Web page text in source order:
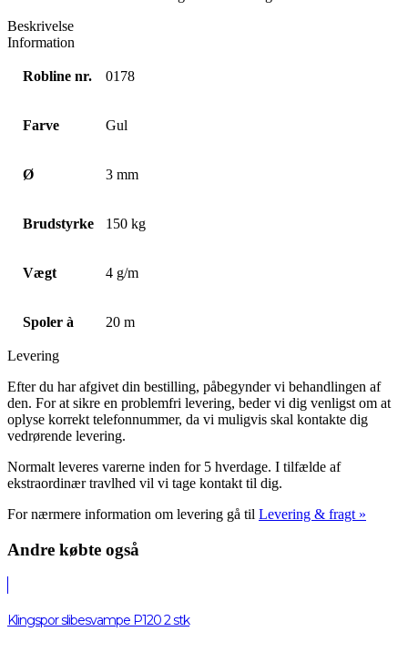
Beskrivelse
Information
Robline nr. 0178
Farve Gul
Ø 3 mm
Brudstyrke 150 kg
Vægt 4 g/m
Spoler à 20 m
Levering
Efter du har afgivet din bestilling, påbegynder vi behandlingen af
den. For at sikre en problemfri levering, beder vi dig venligst om at
oplyse korrekt telefonnummer, da vi muligvis skal kontakte dig
vedrørende levering.
Normalt leveres varerne inden for 5 hverdage. I tilfælde af
ekstraordinær travlhed vil vi tage kontakt til dig.
For nærmere information om levering gå til Levering & fragt »
Andre købte også
Klingspor slibesvampe P120 2 stk